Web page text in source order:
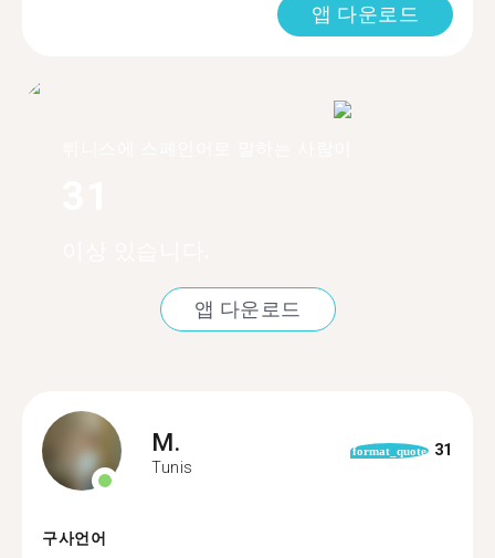
앱 다운로드
앱 다운로드
M.
Tunis
format_quote 31
구사언어